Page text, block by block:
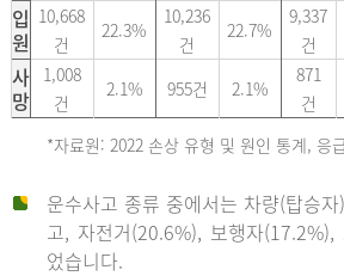
입
원
10,668
건
22.3%
10,236
건
22.7%
9,337
건
사
망
1,008
건
2.1% 955건 2.1%
871
건
*자료원: 2022 손상 유형 및 원인 통계, 응
운수사고 종류 중에서는 차량(탑승
고, 자전거(20.6%), 보행자(17.2%),
었습니다.